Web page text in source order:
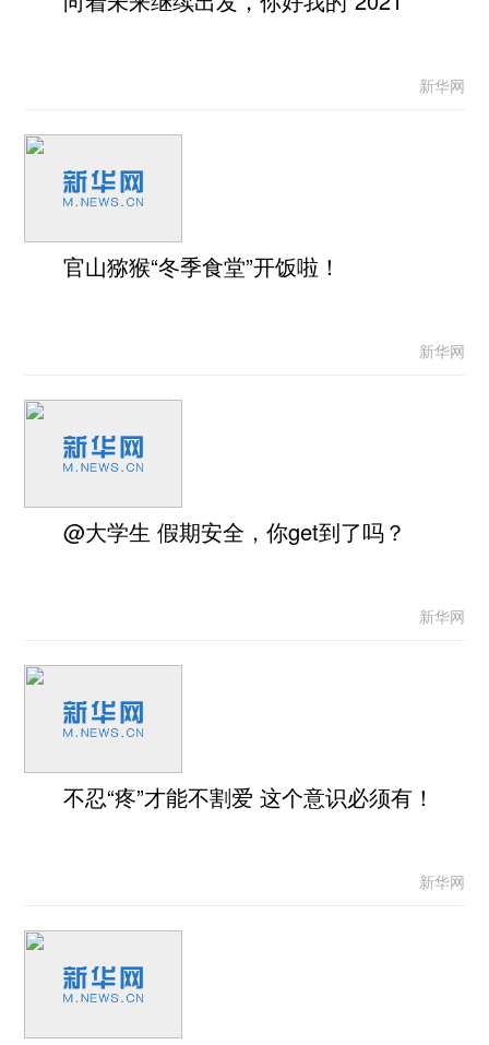
新华网
官山猕猴“冬季食堂”开饭啦！
新华网
@大学生 假期安全，你get到了吗？
新华网
不忍“疼”才能不割爱 这个意识必须有！
新华网